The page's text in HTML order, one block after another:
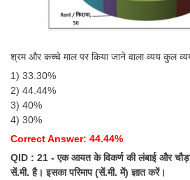
श्रम और कच्चे माल पर किया जाने वाला व्यय कुल
1) 33.30%
2) 44.44%
3) 40%
4) 30%
Correct Answer: 44.44%
QID : 21 - एक आयत के विकर्ण की लंबाई और
सें.मी. है। इसका परिमाप (सें.मी. में) ज्ञात करें।